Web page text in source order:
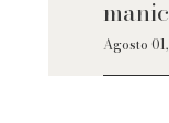
Agosto